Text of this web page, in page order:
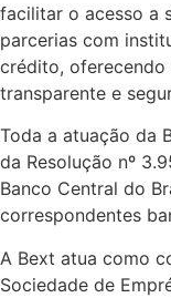
facilitar o acesso a
parcerias com
crédito, oferecendo
transparente e
Toda a atuação da
da Resolução nº
Banco Central do
correspondentes
A Bext atua como
Sociedade de